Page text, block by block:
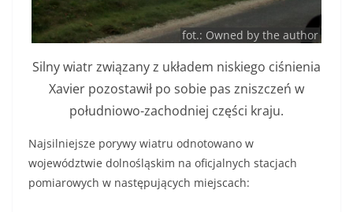
fot.: Owned by the author
Silny wiatr związany z układem niskiego ciśnienia
Xavier pozostawił po sobie pas zniszczeń w
południowo-zachodniej części kraju.
Najsilniejsze porywy wiatru odnotowano w
województwie dolnośląskim na oficjalnych stacjach
pomiarowych w następujących miejscach: